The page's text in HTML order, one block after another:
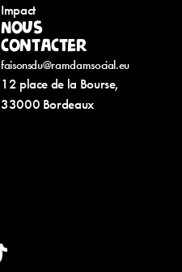
Impact
Nous
contacter
faisonsdu@ramdamsocial.eu
12 place de la Bourse,
33000 Bordeaux